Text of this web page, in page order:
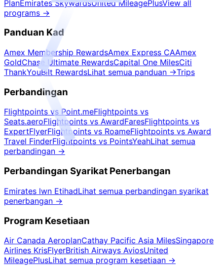
PlanEmirates SkywardsUnited MileagePlusView all
programs →
Panduan Kad
Amex Membership RewardsAmex Express CAAmex
GoldChase Ultimate RewardsCapital One MilesCiti
ThankYouBilt RewardsLihat semua panduan →Trips
Perbandingan
Flightpoints vs Point.meFlightpoints vs
Seats.aeroFlightpoints vs AwardFaresFlightpoints vs
ExpertFlyerFlightpoints vs RoameFlightpoints vs Award
Travel FinderFlightpoints vs PointsYeahLihat semua
perbandingan →
Perbandingan Syarikat Penerbangan
Emirates lwn EtihadLihat semua perbandingan syarikat
penerbangan →
Program Kesetiaan
Air Canada AeroplanCathay Pacific Asia MilesSingapore
Airlines KrisFlyerBritish Airways AviosUnited
MileagePlusLihat semua program kesetiaan →